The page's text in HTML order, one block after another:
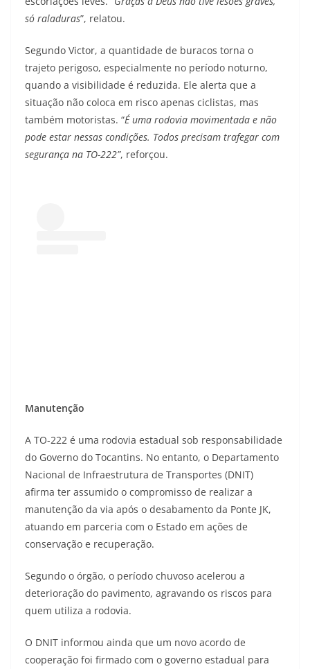
só raladuras”, relatou.
Segundo Victor, a quantidade de buracos torna o
trajeto perigoso, especialmente no período noturno,
quando a visibilidade é reduzida. Ele alerta que a
situação não coloca em risco apenas ciclistas, mas
também motoristas. “É uma rodovia movimentada e não
pode estar nessas condições. Todos precisam trafegar com
segurança na TO-222”, reforçou.
Manutenção
A TO-222 é uma rodovia estadual sob responsabilidade
do Governo do Tocantins. No entanto, o Departamento
Nacional de Infraestrutura de Transportes (DNIT)
afirma ter assumido o compromisso de realizar a
manutenção da via após o desabamento da Ponte JK,
atuando em parceria com o Estado em ações de
conservação e recuperação.
Segundo o órgão, o período chuvoso acelerou a
deterioração do pavimento, agravando os riscos para
quem utiliza a rodovia.
O DNIT informou ainda que um novo acordo de
cooperação foi firmado com o governo estadual para